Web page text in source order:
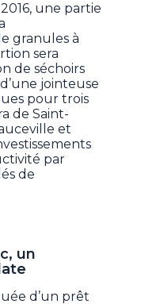
une partie
granules à
sera
de séchoirs
jointeuse
pour trois
de Saint-
et
par
de
un
d’un prêt